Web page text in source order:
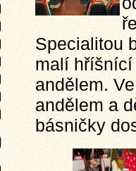
Specialitou
malí hříšnící
andělem.
andělem a
básničky